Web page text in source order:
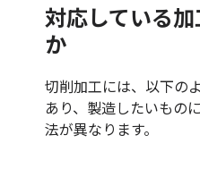
対応している
か
切削加工には、以下の
あり、製造したいもの
法が異なります。